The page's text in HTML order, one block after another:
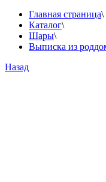
Главная страница\
Каталог\
Шары\
Выписка из
Назад